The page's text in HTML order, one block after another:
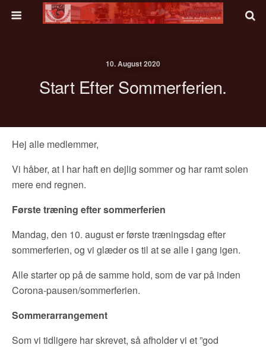
10. August 2020
Start Efter Sommerferien.
Hej alle medlemmer,
Vi håber, at I har haft en dejlig sommer og har ramt solen
mere end regnen.
Første træning efter sommerferien
Mandag, den 10. august er første træningsdag efter
sommerferien, og vi glæder os til at se alle i gang igen.
Alle starter op på de samme hold, som de var på inden
Corona-pausen/sommerferien.
Sommerarrangement
Som vi tidligere har skrevet, så afholder vi et ”god